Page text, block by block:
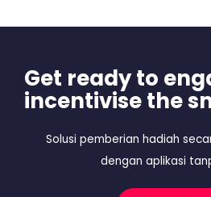
Get ready to
incentivise the
Solusi pemberian hadiah
dengan aplikasi